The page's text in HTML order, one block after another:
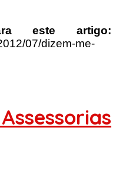
este artigo:
07/dizem-me-